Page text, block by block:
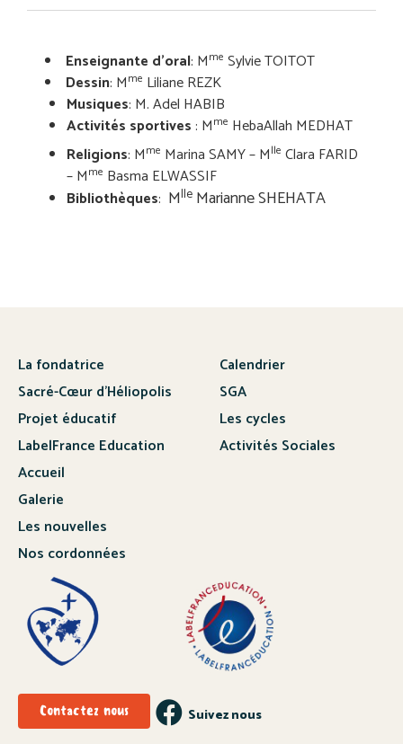
Enseignante d’oral: Mme Sylvie TOITOT
Dessin: Mme Liliane REZK
Musiques: M. Adel HABIB
Activités sportives: Mme HebaAllah MEDHAT
Religions: Mme Marina SAMY – Mlle Clara FARID
– Mme Basma ELWASSIF
Bibliothèques: Mlle Marianne SHEHATA
La fondatrice
Sacré-Cœur d’Héliopolis
Projet éducatif
LabelFrance Education
Calendrier
SGA
Les cycles
Activités Sociales
Accueil
Galerie
Les nouvelles
Nos cordonnées
Contactez nous Suivez nous